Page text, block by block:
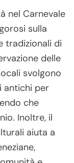
nel Carnevale
sulla
tradizionali di
delle
svolgono
antichi per
che
Inoltre, il
aiuta a